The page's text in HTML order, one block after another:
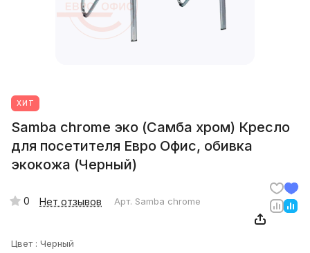
ХИТ
Samba chrome эко (Самба хром) Кресло
для посетителя Евро Офис, обивка
экокожа (Черный)
0 Нет отзывов Арт. Samba chrome
Цвет : Черный